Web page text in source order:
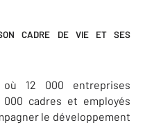
SON CADRE DE VIE ET SES
12 000 entreprises
cadres et employés
le développement